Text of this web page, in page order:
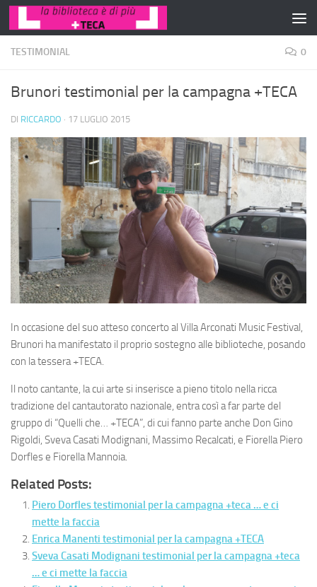
Salta al contenuto
TESTIMONIAL 0
Brunori testimonial per la campagna +TECA
DI RICCARDO · 17 LUGLIO 2015
In occasione del suo atteso concerto al Villa Arconati Music Festival,
Brunori ha manifestato il proprio sostegno alle biblioteche, posando
con la tessera +TECA.
Il noto cantante, la cui arte si inserisce a pieno titolo nella ricca
tradizione del cantautorato nazionale, entra così a far parte del
gruppo di “Quelli che… +TECA”, di cui fanno parte anche Don Gino
Rigoldi, Sveva Casati Modignani, Massimo Recalcati, e Fiorella Piero
Dorfles e Fiorella Mannoia.
Related Posts:
Piero Dorfles testimonial per la campagna +teca … e ci
mette la faccia
Enrica Manenti testimonial per la campagna +TECA
Sveva Casati Modignani testimonial per la campagna +teca
… e ci mette la faccia